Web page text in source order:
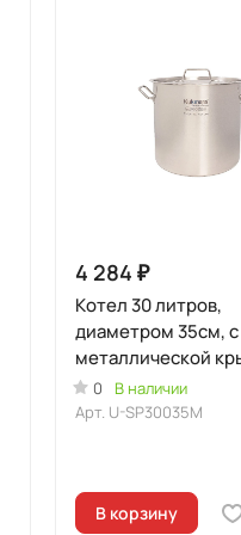
4 284 ₽
Кoтeл 30 литров,
диаметром 35см, с
металлической
(Уцененный товар)
0
В наличии
Арт. U-SP30035M
В корзину